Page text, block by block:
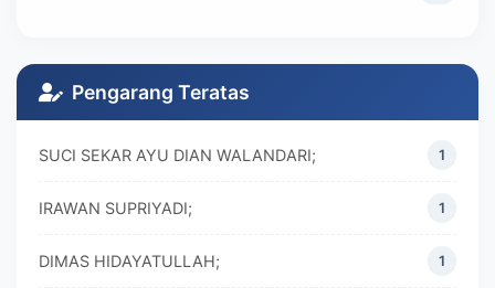
Pengarang Teratas
SUCI SEKAR AYU DIAN WALANDARI; 1
IRAWAN SUPRIYADI; 1
DIMAS HIDAYATULLAH; 1